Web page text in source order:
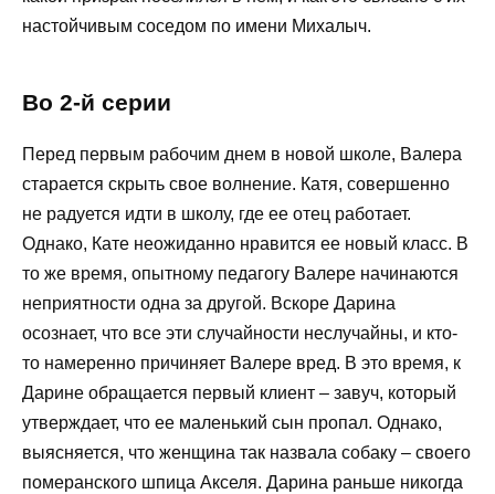
настойчивым соседом по имени Михалыч.
Во 2-й серии
Перед первым рабочим днем в новой школе, Валера
старается скрыть свое волнение. Катя, совершенно
не радуется идти в школу, где ее отец работает.
Однако, Кате неожиданно нравится ее новый класс. В
то же время, опытному педагогу Валере начинаются
неприятности одна за другой. Вскоре Дарина
осознает, что все эти случайности неслучайны, и кто-
то намеренно причиняет Валере вред. В это время, к
Дарине обращается первый клиент – завуч, который
утверждает, что ее маленький сын пропал. Однако,
выясняется, что женщина так назвала собаку – своего
померанского шпица Акселя. Дарина раньше никогда